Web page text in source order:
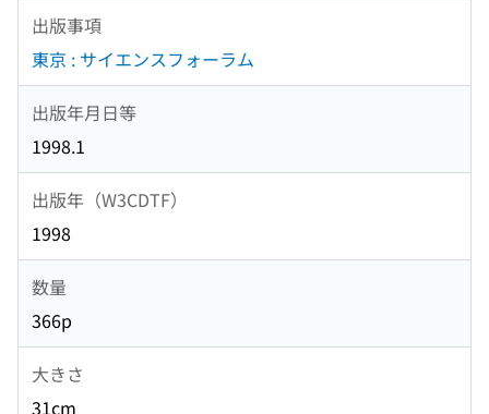
出版事項
東京 : サイエンスフォーラム
出版年月日等
1998.1
出版年（W3CDTF）
1998
数量
366p
大きさ
31cm